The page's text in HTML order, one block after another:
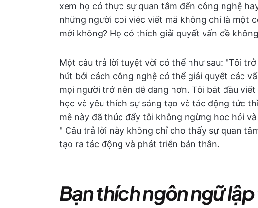
xem họ có thực sự quan tâm đến công nghệ
những người coi việc viết mã không chỉ là một
mới không? Họ có thích giải quyết vấn đề
Một câu trả lời tuyệt vời có thể như sau: "Tôi
hút bởi cách công nghệ có thể giải quyết các
mọi người trở nên dễ dàng hơn. Tôi bắt đầu
học và yêu thích sự sáng tạo và tác động tức
mê này đã thúc đẩy tôi không ngừng học hỏi
" Câu trả lời này không chỉ cho thấy sự quan
tạo ra tác động và phát triển bản thân.
Bạn thích ngôn ngữ